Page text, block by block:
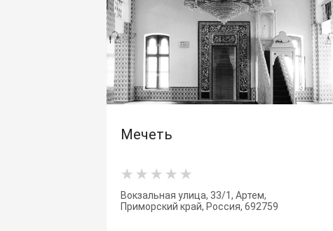
Мечеть
Вокзальная улица, 33/1, Артем,
Приморский край, Россия, 692759